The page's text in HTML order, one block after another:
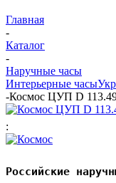
Главная
-
Каталог
-
Наручные часы
Интерьерные часы
-Космос ЦУП D
:
Российские